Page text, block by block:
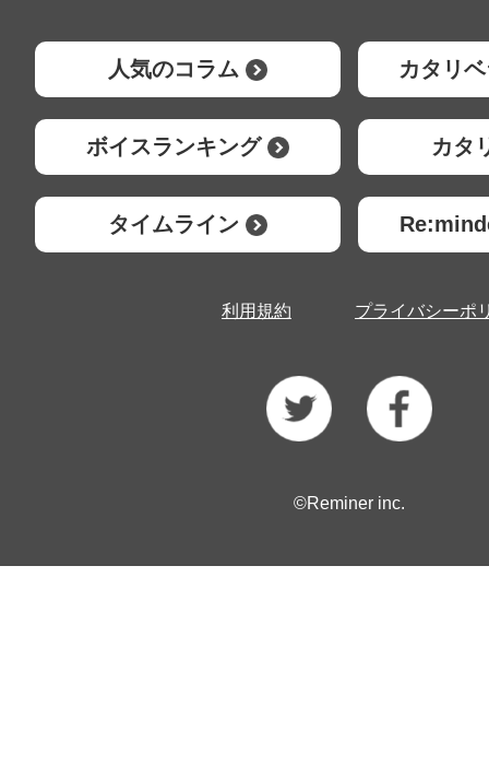
人気のコラム カタリ
ボイスランキング カタ
タイムライン
利用規約 プライバシーポ
©Reminer inc.